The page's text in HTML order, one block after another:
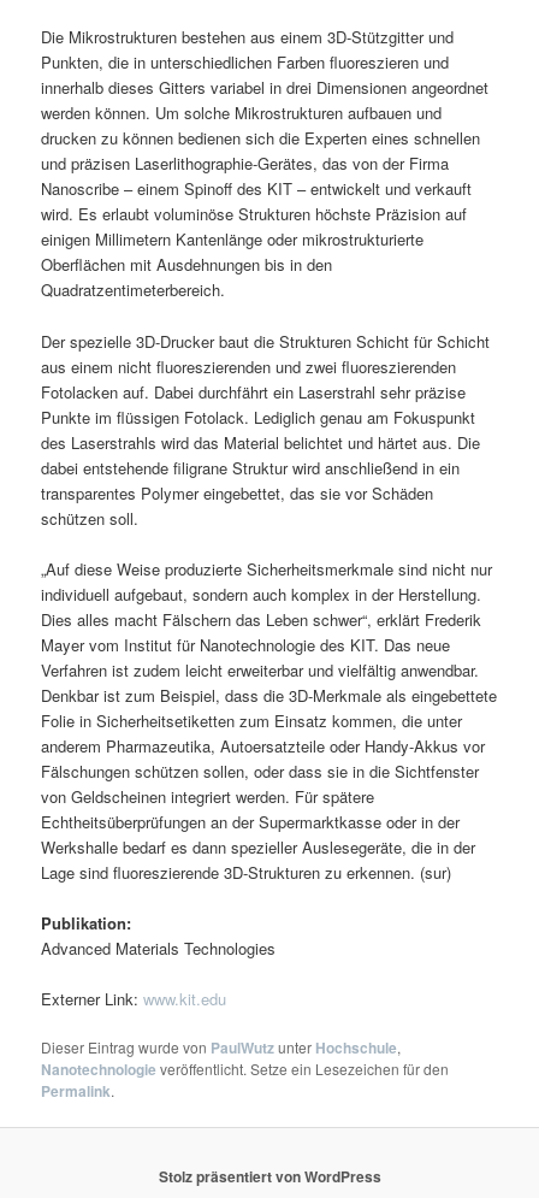
Die Mikrostrukturen bestehen aus einem 3D-Stützgitter und
Punkten, die in unterschiedlichen Farben fluoreszieren und
innerhalb dieses Gitters variabel in drei Dimensionen angeordnet
werden können. Um solche Mikrostrukturen aufbauen und
drucken zu können bedienen sich die Experten eines schnellen
und präzisen Laserlithographie-Gerätes, das von der Firma
Nanoscribe – einem Spinoff des KIT – entwickelt und verkauft
wird. Es erlaubt voluminöse Strukturen höchste Präzision auf
einigen Millimetern Kantenlänge oder mikrostrukturierte
Oberflächen mit Ausdehnungen bis in den
Quadratzentimeterbereich.
Der spezielle 3D-Drucker baut die Strukturen Schicht für Schicht
aus einem nicht fluoreszierenden und zwei fluoreszierenden
Fotolacken auf. Dabei durchfährt ein Laserstrahl sehr präzise
Punkte im flüssigen Fotolack. Lediglich genau am Fokuspunkt
des Laserstrahls wird das Material belichtet und härtet aus. Die
dabei entstehende filigrane Struktur wird anschließend in ein
transparentes Polymer eingebettet, das sie vor Schäden
schützen soll.
„Auf diese Weise produzierte Sicherheitsmerkmale sind nicht nur
individuell aufgebaut, sondern auch komplex in der Herstellung.
Dies alles macht Fälschern das Leben schwer“, erklärt Frederik
Mayer vom Institut für Nanotechnologie des KIT. Das neue
Verfahren ist zudem leicht erweiterbar und vielfältig anwendbar.
Denkbar ist zum Beispiel, dass die 3D-Merkmale als eingebettete
Folie in Sicherheitsetiketten zum Einsatz kommen, die unter
anderem Pharmazeutika, Autoersatzteile oder Handy-Akkus vor
Fälschungen schützen sollen, oder dass sie in die Sichtfenster
von Geldscheinen integriert werden. Für spätere
Echtheitsüberprüfungen an der Supermarktkasse oder in der
Werkshalle bedarf es dann spezieller Auslesegeräte, die in der
Lage sind fluoreszierende 3D-Strukturen zu erkennen. (sur)
Publikation:
Advanced Materials Technologies
Externer Link:www.kit.edu
Dieser Eintrag wurde von PaulWutzunter Hochschule,
Nanotechnologie veröffentlicht. Setze ein Lesezeichen für den
Permalink.
Stolz präsentiert von WordPress